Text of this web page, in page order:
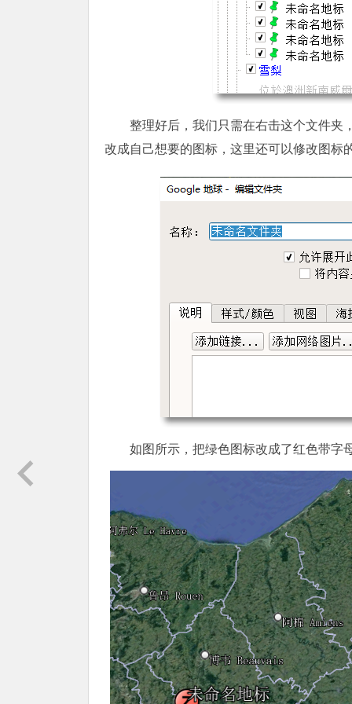
整理好后，我们只需在右击这个文件夹
改成自己想要的图标，这里还可以修改图标
如图所示，把绿色图标改成了红色带字